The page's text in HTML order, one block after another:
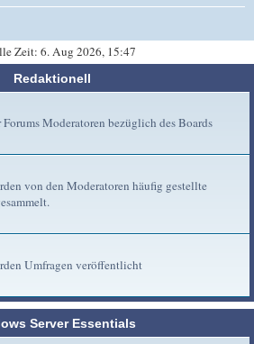
Zeit: 6. Aug 2026, 15:47
Redaktionell
Moderatoren bezüglich des Boards
von den Moderatoren häufig gestellte
Umfragen veröffentlicht
Server Essentials